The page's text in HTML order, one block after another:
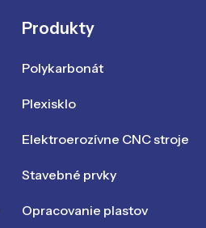
Produkty
Polykarbonát
Plexisklo
Elektroerozívne CNC stroje
Stavebné prvky
Opracovanie plastov